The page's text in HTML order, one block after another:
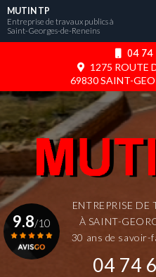
Aller
au
contenu
04 74
1275 ROUTE
69830 SAINT-
MUTIN TP
Entreprise de travaux publics à
Saint-Georges-de-Reneins
ENTREPRISE DE
À SAINT-
30 ans de savoir-
04 74
9.8/10